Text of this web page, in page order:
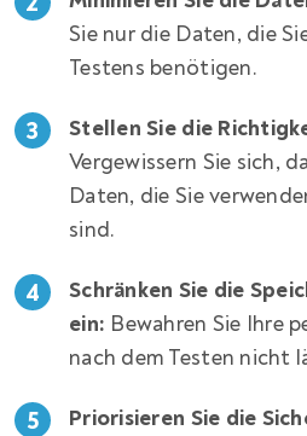
Sie nur die Daten, die
Testens benötigen.
Stellen Sie die
Vergewissern Sie sich,
Daten, die Sie
sind.
Schränken Sie die
ein: Bewahren Sie Ihre
nach dem Testen nicht
Priorisieren Sie die